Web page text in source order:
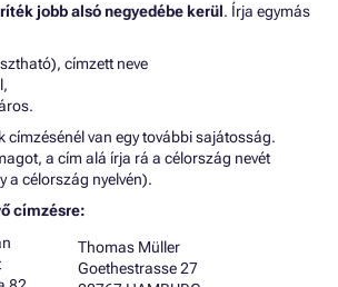
jobb alsó negyedébe kerül. Írja egymás
címzett neve
címzésénél van egy további sajátosság.
a cím alá írja rá a célország nevét
a célország nyelvén).
címzésre:
Thomas Müller
Goethestrasse 27